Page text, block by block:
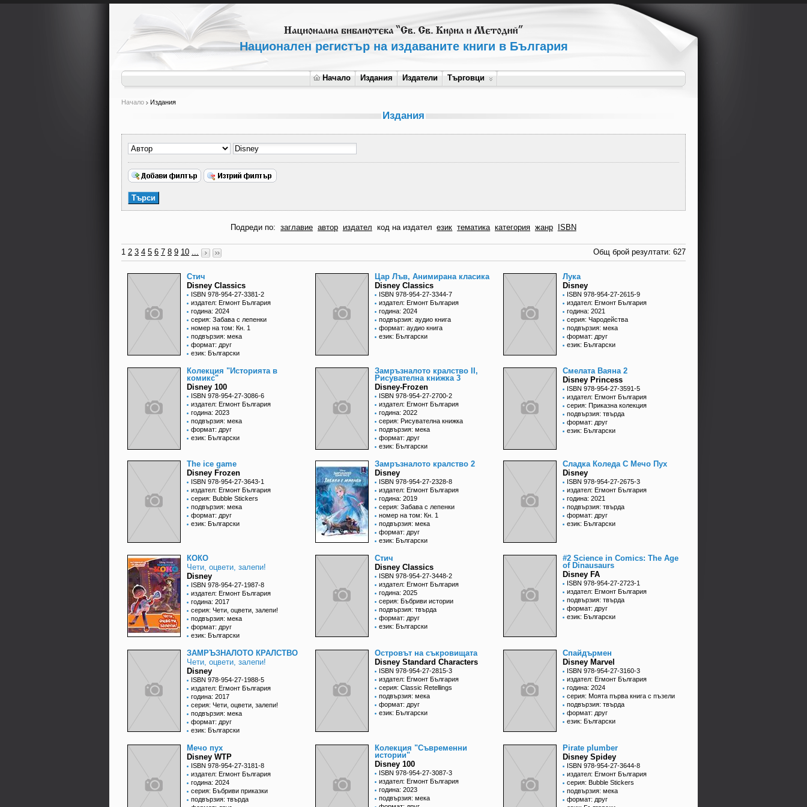
Национален регистър на издаваните книги в България
Начало Издания Издатели Търговци
Начало Издания
Издания
Подреди по: заглавие автор издател код на издател език тематика категория жанр ISBN
1 2 3 4 5 6 7 8 9 10 ... Общ брой резултати: 627
Стич
Disney Classics
ISBN 978-954-27-3381-2
издател: Егмонт България
година: 2024
серия: Забава с лепенки
номер на том: Кн. 1
подвързия: мека
формат: друг
език: Български
Цар Лъв, Анимирана класика
Disney Classics
ISBN 978-954-27-3344-7
издател: Егмонт България
година: 2024
подвързия: аудио книга
формат: аудио книга
език: Български
Лука
Disney
ISBN 978-954-27-2615-9
издател: Егмонт България
година: 2021
серия: Чародейства
подвързия: мека
формат: друг
език: Български
Колекция "Историята в
комикс"
Disney 100
ISBN 978-954-27-3086-6
издател: Егмонт България
година: 2023
подвързия: мека
формат: друг
език: Български
Замръзналото кралство II,
Рисувателна книжка 3
Disney-Frozen
ISBN 978-954-27-2700-2
издател: Егмонт България
година: 2022
серия: Рисувателна книжка
подвързия: мека
формат: друг
език: Български
Смелата Ваяна 2
Disney Princess
ISBN 978-954-27-3591-5
издател: Егмонт България
серия: Приказна колекция
подвързия: твърда
формат: друг
език: Български
The ice game
Disney Frozen
ISBN 978-954-27-3643-1
издател: Егмонт България
серия: Bubble Stickers
подвързия: мека
формат: друг
език: Български
Замръзналото кралство 2
Disney
ISBN 978-954-27-2328-8
издател: Егмонт България
година: 2019
серия: Забава с лепенки
номер на том: Кн. 1
подвързия: мека
формат: друг
език: Български
Сладка Коледа С Мечо Пух
Disney
ISBN 978-954-27-2675-3
издател: Егмонт България
година: 2021
подвързия: твърда
формат: друг
език: Български
КОКО
Чети, оцвети, залепи!
Disney
ISBN 978-954-27-1987-8
издател: Егмонт България
година: 2017
серия: Чети, оцвети, залепи!
подвързия: мека
формат: друг
език: Български
Стич
Disney Classics
ISBN 978-954-27-3448-2
издател: Егмонт България
година: 2025
серия: Бъбриви истории
подвързия: твърда
формат: друг
език: Български
#2 Science in Comics: The Age
of Dinausaurs
Disney FA
ISBN 978-954-27-2723-1
издател: Егмонт България
подвързия: твърда
формат: друг
език: Български
ЗАМРЪЗНАЛОТО КРАЛСТВО
Чети, оцвети, залепи!
Disney
ISBN 978-954-27-1988-5
издател: Егмонт България
година: 2017
серия: Чети, оцвети, залепи!
подвързия: мека
формат: друг
език: Български
Островът на съкровищата
Disney Standard Characters
ISBN 978-954-27-2815-3
издател: Егмонт България
серия: Classic Retellings
подвързия: мека
формат: друг
език: Български
Спайдърмен
Disney Marvel
ISBN 978-954-27-3160-3
издател: Егмонт България
година: 2024
серия: Моята първа книга с пъзели
подвързия: твърда
формат: друг
език: Български
Мечо пух
Disney WTP
ISBN 978-954-27-3181-8
издател: Егмонт България
година: 2024
серия: Бъбриви приказки
подвързия: твърда
Колекция "Съвременни
истории"
Disney 100
ISBN 978-954-27-3087-3
издател: Егмонт България
година: 2023
подвързия: мека
Pirate plumber
Disney Spidey
ISBN 978-954-27-3644-8
издател: Егмонт България
серия: Bubble Stickers
подвързия: мека
формат: друг